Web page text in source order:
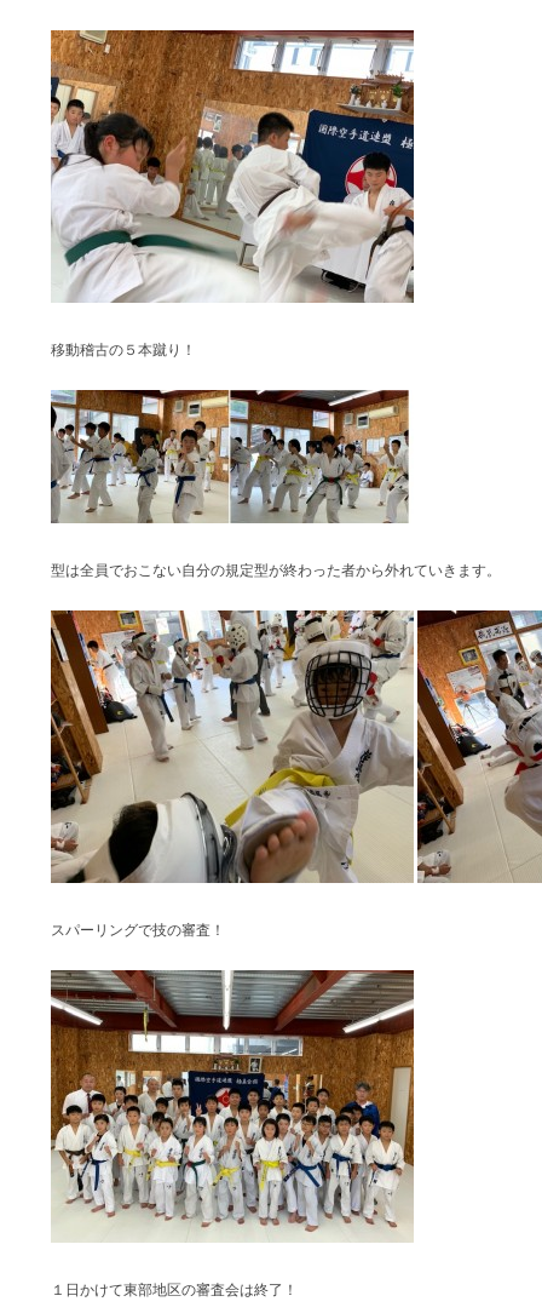
移動稽古の５本蹴り！
型は全員でおこない自分の規定型が終わった者から外れていきます。
スパーリングで技の審査！
１日かけて東部地区の審査会は終了！